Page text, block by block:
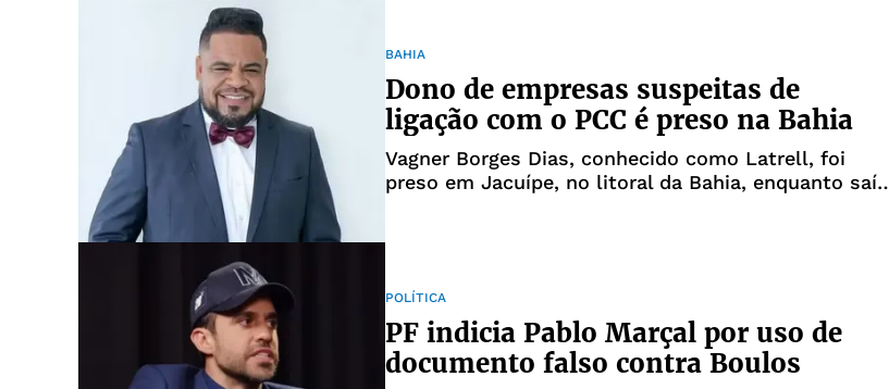
BAHIA
Dono de empresas suspeitas de
ligação com o PCC é preso na Bahia
Vagner Borges Dias, conhecido como Latrell, foi
preso em Jacuípe, no litoral da Bahia, enquanto saía
POLÍTICA
PF indicia Pablo Marçal por uso de
documento falso contra Boulos